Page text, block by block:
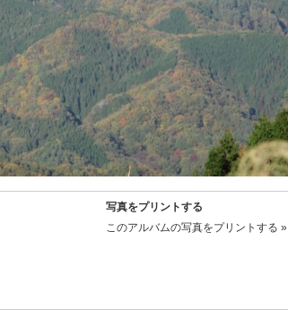
写真をプリントする
このアルバムの写真をプリントする »